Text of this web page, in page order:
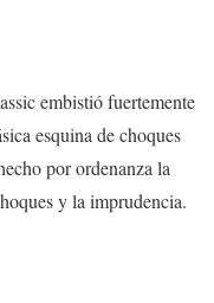
embistió fuertemente
esquina de choques
por ordenanza la
y la imprudencia.